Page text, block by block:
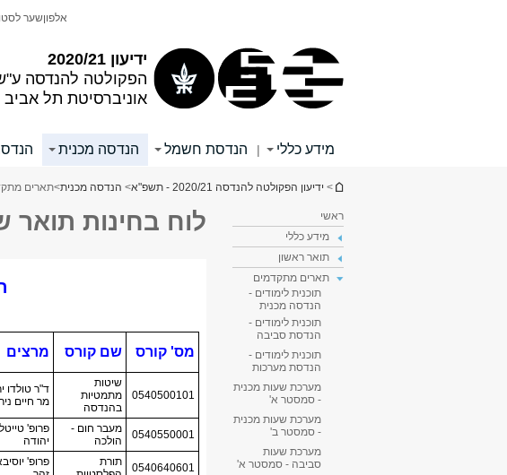
ידיעון 2020/21
הפקולטה להנדסה
אוניברסיטת תל אביב
אלפוןשער
מידע כללי | הנדסת חשמל הנדסה מכנית
הינך נמצא כאן
> ידיעון הפקולטה להנדסה 2020/21 - תשפ"א > הנדסה מכנית>תארים
ראשי
מידע כללי
תואר ראשון
תארים מתקדמים
תוכנית לימודים -
הנדסה מכנית
תוכנית לימודים -
הנדסת סביבה
תוכנית לימודים -
הנדסת מערכות
מערכת שעות מכנית
- סמסטר א'
מערכת שעות מכנית
- סמסטר ב'
מערכת שעות
סביבה - סמסטר א'
לוח בחינות